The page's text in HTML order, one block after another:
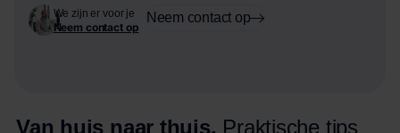
We zijn er voor je
Neem contact op
Neem contact op
Van huis naar thuis. Praktische tips